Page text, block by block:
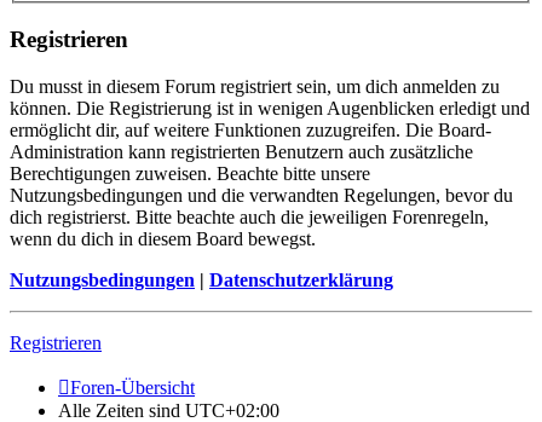
Registrieren
Du musst in diesem Forum registriert sein, um dich anmelden zu
können. Die Registrierung ist in wenigen Augenblicken erledigt und
ermöglicht dir, auf weitere Funktionen zuzugreifen. Die Board-
Administration kann registrierten Benutzern auch zusätzliche
Berechtigungen zuweisen. Beachte bitte unsere
Nutzungsbedingungen und die verwandten Regelungen, bevor du
dich registrierst. Bitte beachte auch die jeweiligen Forenregeln,
wenn du dich in diesem Board bewegst.
Nutzungsbedingungen | Datenschutzerklärung
Registrieren
Foren-Übersicht
Alle Zeiten sind UTC+02:00